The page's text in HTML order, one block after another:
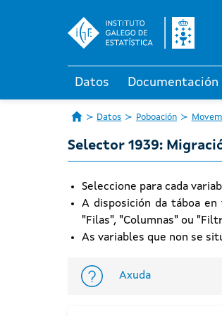
Datos Documentación
Datos Poboación
Selector 1939:
Seleccione para cada
A disposición da táboa
"Filas", "Columnas" ou
As variables que non se
Axuda